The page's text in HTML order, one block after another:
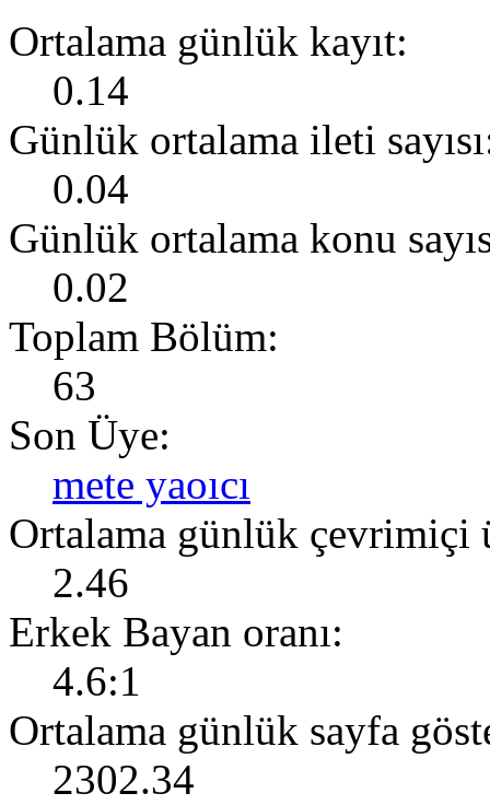
Ortalama günlük kayıt:
0.14
Günlük ortalama ileti
0.04
Günlük ortalama konu
0.02
Toplam Bölüm:
63
Son Üye:
mete yaoıcı
Ortalama günlük çevrimiçi
2.46
Erkek Bayan oranı:
4.6:1
Ortalama günlük sayfa
2302.34